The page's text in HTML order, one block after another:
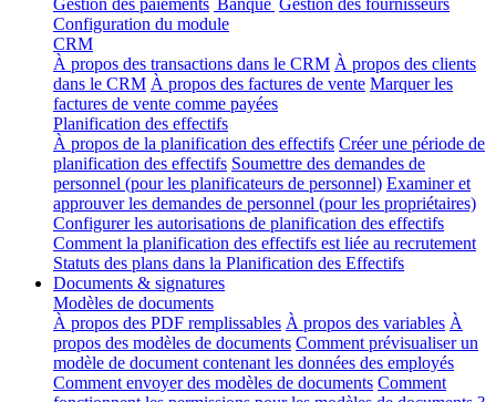
Configuration du module
CRM
À propos des transactions dans le CRM À propos des clients
dans le CRM À propos des factures de vente Marquer les
factures de vente comme payées
Planification des effectifs
À propos de la planification des effectifs Créer une période de
planification des effectifs Soumettre des demandes de
personnel (pour les planificateurs de personnel) Examiner et
approuver les demandes de personnel (pour les propriétaires)
Configurer les autorisations de planification des effectifs
Comment la planification des effectifs est liée au recrutement
Statuts des plans dans la Planification des Effectifs
Documents & signatures
Modèles de documents
À propos des PDF remplissables À propos des variables À
propos des modèles de documents Comment prévisualiser un
modèle de document contenant les données des employés
Comment envoyer des modèles de documents Comment